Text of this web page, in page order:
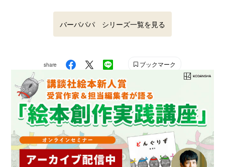
バーバパパ シリーズ一覧を見る
share ブックマーク